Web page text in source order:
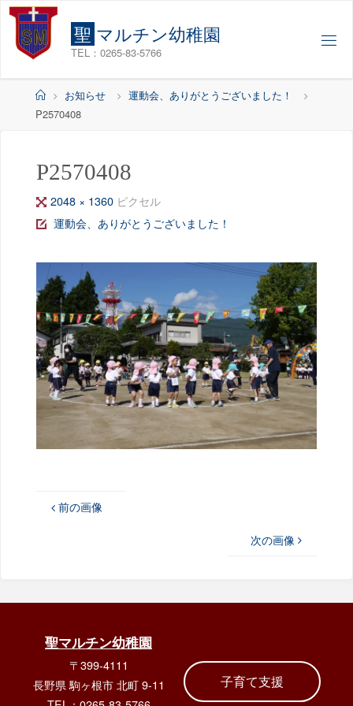
コ
聖 マルチン幼稚園
TEL：0265-83-5766
ホ
ー
お知らせ
運動会、ありがとうございました！
P2570408
P2570408
フ
ル
イ
ズ
2048 × 1360 ピクセル
運動会、ありがとうございました！
前の画像
次の画像
聖マルチン幼稚園
〒399-4111
長野県 駒ヶ根市 北町 9-11
子育て支援